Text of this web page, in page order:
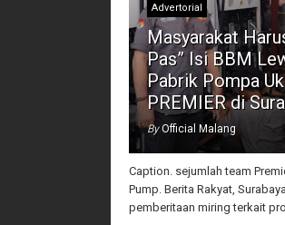
Advertorial
Masyarakat
Pas” Isi BBM
Pabrik Pompa
PREMIER di
By Official Malang
Caption. sejumlah team
Pump. Berita Rakyat,
pemberitaan miring terkait